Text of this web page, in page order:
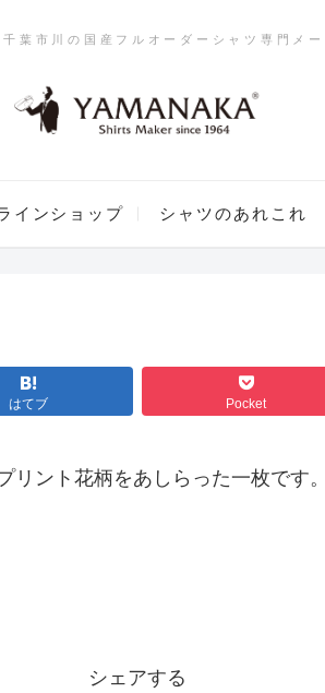
葉市川の国産フルオーダーシャツ専門メ
インショップ シャツのあれこれ
はてブ Pocket
ント花柄をあしらった一枚です
シェアする